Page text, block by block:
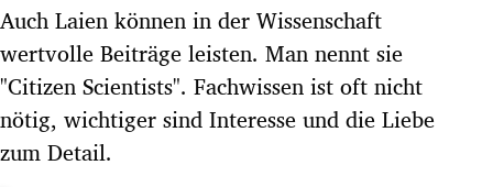
Untermenü
Untermenü
Auch Laien können in der Wissenschaft
wertvolle Beiträge leisten. Man nennt sie
"Citizen Scientists". Fachwissen ist oft nicht
nötig, wichtiger sind Interesse und die Liebe
zum Detail.